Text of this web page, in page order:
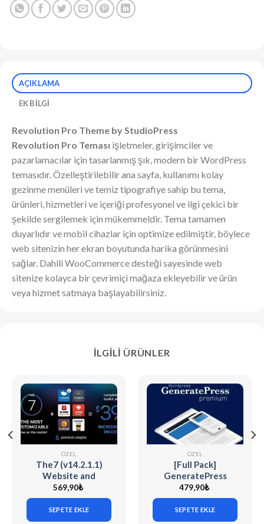
AÇIKLAMA
EK BILGI
Revolution Pro Theme by StudioPress
Revolution Pro Teması işletmeler, girişimciler ve
pazarlamacılar için tasarlanmış şık, modern bir WordPress
temasıdır. Özelleştirilebilir ana sayfa, kullanımı kolay
gezinme menüleri ve temiz tipografiye sahip bu tema,
ürünleri, hizmetleri ve içeriği profesyonel ve ilgi çekici bir
şekilde sergilemek için mükemmeldir. Tema tamamen
duyarlıdır ve mobil cihazlar için optimize edilmiştir, böylece
web sitenizin her ekran boyutunda harika görünmesini
sağlar. Dahili WooCommerce desteği sayesinde web
sitenize kolayca bir çevrimiçi mağaza ekleyebilir ve ürün
veya hizmet satmaya başlayabilirsiniz.
İLGILI ÜRÜNLER
ÖZEL
The7 (v14.2.1.1)
Website and
eCommerce Builder
for WordPress
569,90₺
SEPETE EKLE
ÖZEL
[Full Pack]
GeneratePress
Premium v2.5.5
479,90₺
SEPETE EKLE